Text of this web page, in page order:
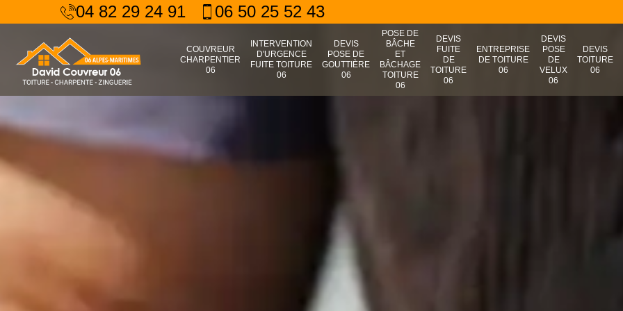
04 82 29 24 91 06 50 25 52 43
COUVREUR
CHARPENTIER
06
INTERVENTION
D'URGENCE
FUITE TOITURE
06
DEVIS
POSE DE
GOUTTIÈRE
06
POSE DE
BÂCHE
ET
BÂCHAGE
TOITURE
06
DEVIS
FUITE
DE
TOITURE
06
ENTREPRISE
DE TOITURE
06
DEVIS
POSE
DE
VELUX
06
DEVIS
TOITURE
06